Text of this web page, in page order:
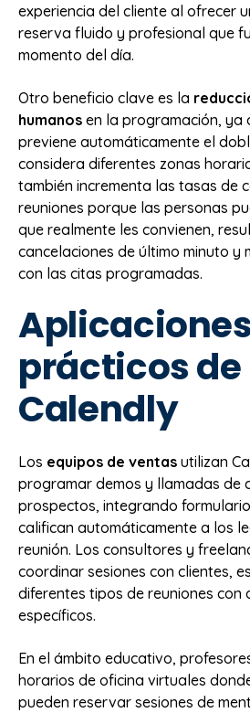
experiencia del cliente al ofrecer
reserva fluido y profesional que
momento del día.
Otro beneficio clave es la
humanos en la programación, ya
previene automáticamente el
considera diferentes zonas
también incrementa las tasas de
reuniones porque las personas
que realmente les convienen,
cancelaciones de último minuto y
con las citas programadas.
prácticos de
Calendly
Los equipos de ventas utilizan
programar demos y llamadas de
prospectos, integrando
califican automáticamente a los
reunión. Los consultores y
coordinar sesiones con clientes,
diferentes tipos de reuniones con
específicos.
En el ámbito educativo,
horarios de oficina virtuales
pueden reservar sesiones de